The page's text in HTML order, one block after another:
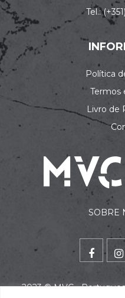
Tel.:
Política
Termos
Livro de
SOBRE
2023 ©MVC -